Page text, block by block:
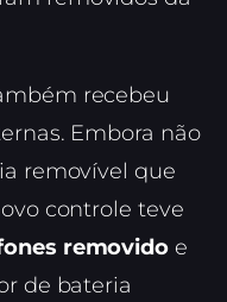
recebeu
Embora não
removível que
controle teve
removido e
de bateria